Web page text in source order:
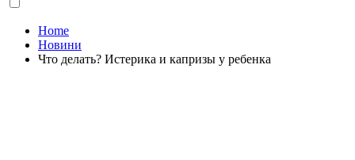
Home
Новини
Что делать? Истерика и капризы у ребенка